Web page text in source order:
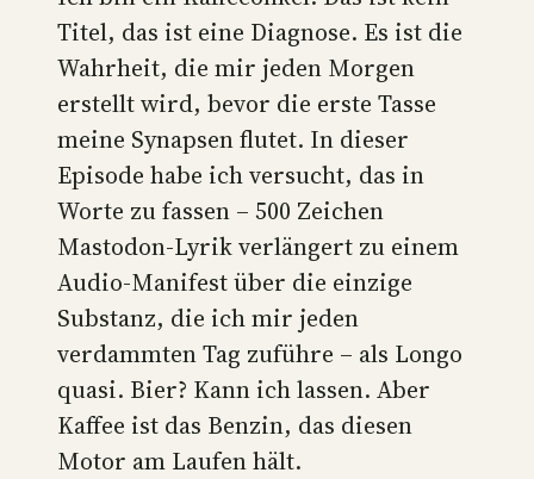
Titel, das ist eine Diagnose. Es ist die
Wahrheit, die mir jeden Morgen
erstellt wird, bevor die erste Tasse
meine Synapsen flutet. In dieser
Episode habe ich versucht, das in
Worte zu fassen – 500 Zeichen
Mastodon-Lyrik verlängert zu einem
Audio-Manifest über die einzige
Substanz, die ich mir jeden
verdammten Tag zuführe – als Longo
quasi. Bier? Kann ich lassen. Aber
Kaffee ist das Benzin, das diesen
Motor am Laufen hält.